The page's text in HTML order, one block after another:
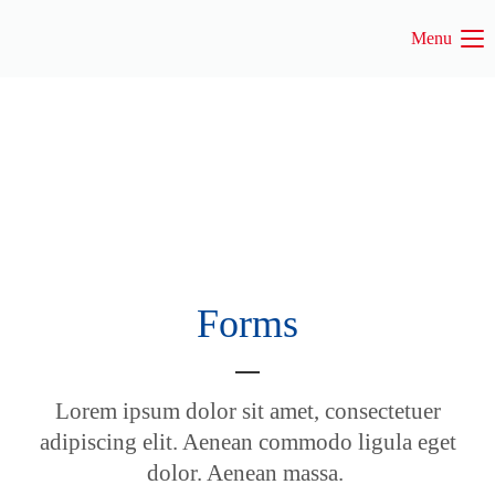
Support
Lorem ipsum dolor sit amet:
Menu
Forms
Lorem ipsum dolor sit amet, consectetuer
adipiscing elit. Aenean commodo ligula eget
dolor. Aenean massa.